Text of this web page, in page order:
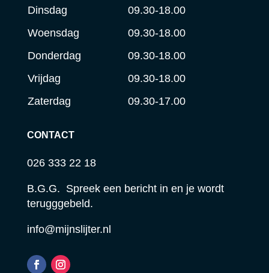
Dinsdag
09.30-18.00
Woensdag
09.30-18.00
Donderdag
09.30-18.00
Vrijdag
09.30-18.00
Zaterdag
09.30-17.00
CONTACT
026 333 22 18
B.G.G. Spreek een bericht in en je wordt
terugggebeld.
info@mijnslijter.nl